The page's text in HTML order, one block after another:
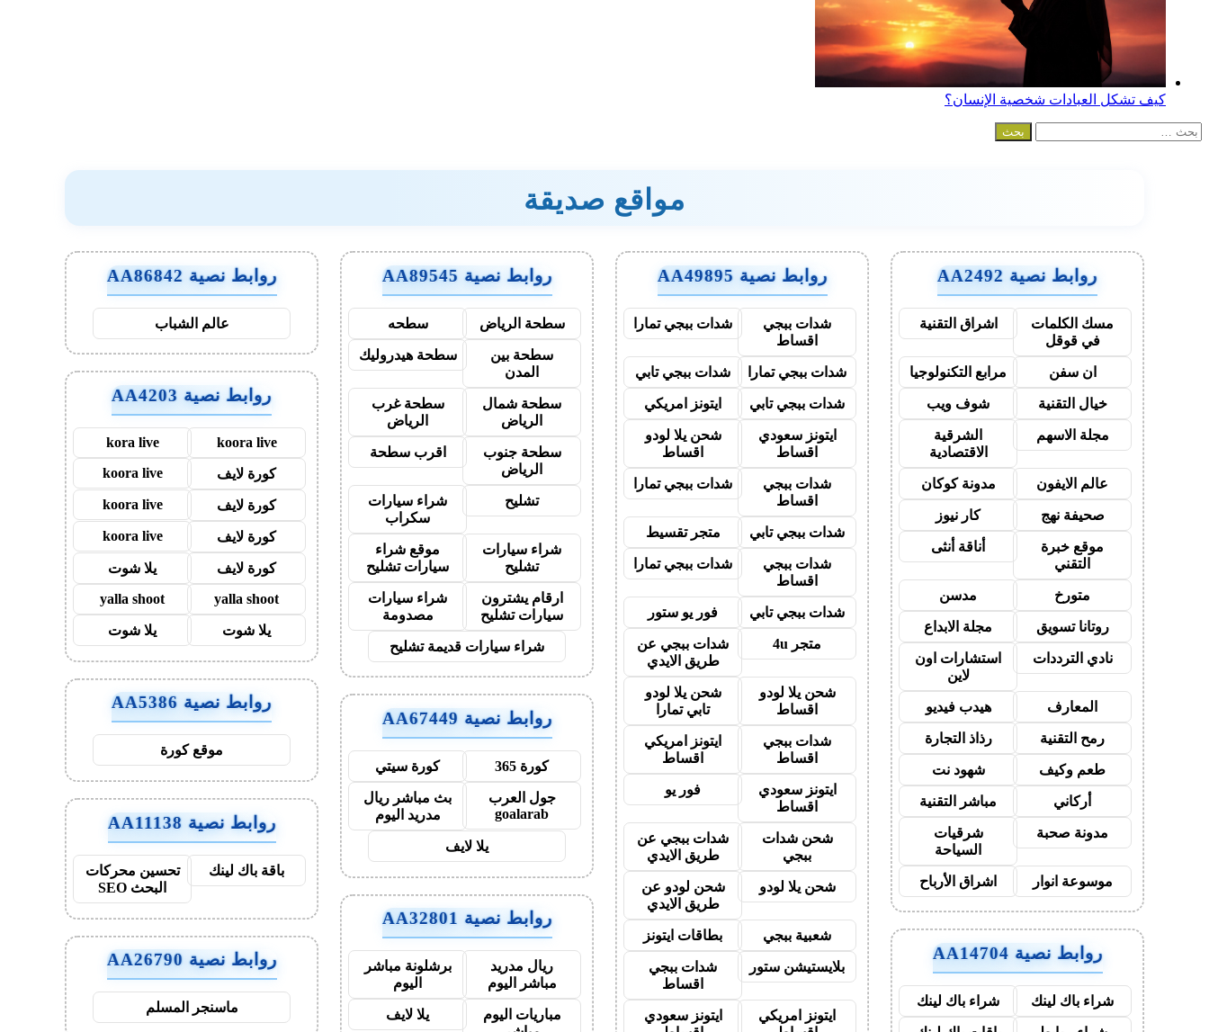
كيف تشكل العبادات شخصية الإنسان؟
البحث
مواقع صديقة
روابط نصية AA2492
مسك الكلمات
في قوقل
اشراق التقنية
ان سفن مرابع التكنولوجيا
خيال التقنية شوف ويب
مجلة الاسهم
الشرقية
الاقتصادية
عالم الايفون مدونة كوكان
صحيفة نهج كار نيوز
موقع خبرة
التقني
أناقة أنثى
متورخ مدسن
روتانا تسويق مجلة الابداع
نادي الترددات
استشارات اون
لاين
المعارف هيدب فيديو
رمح التقنية رذاذ التجارة
طعم وكيف شهود نت
أركاني مباشر التقنية
مدونة صحبة
شرقيات
السياحة
موسوعة انوار اشراق الأرباح
روابط نصية AA14704
شراء باك لينك شراء باك لينك
روابط نصية AA49895
شدات ببجي
اقساط
شدات ببجي تمارا
شدات ببجي تمارا شدات ببجي تابي
شدات ببجي تابي ايتونز امريكي
ايتونز سعودي
اقساط
شحن يلا لودو
اقساط
شدات ببجي
اقساط
شدات ببجي تمارا
شدات ببجي تابي متجر تقسيط
شدات ببجي
اقساط
شدات ببجي تمارا
شدات ببجي تابي فور يو ستور
متجر 4u
شدات ببجي عن
طريق الايدي
شحن يلا لودو
اقساط
شحن يلا لودو
تابي تمارا
شدات ببجي
اقساط
ايتونز امريكي
اقساط
ايتونز سعودي
اقساط
فور يو
شحن شدات
ببجي
شدات ببجي عن
طريق الايدي
شحن يلا لودو
شحن لودو عن
طريق الايدي
شعبية ببجي بطاقات ايتونز
بلايستيشن ستور
شدات ببجي
اقساط
ايتونز امريكي
ايتونز سعودي
روابط نصية AA89545
سطحة الرياض سطحه
سطحة بين
المدن
سطحة هيدروليك
سطحة شمال
الرياض
سطحة غرب
الرياض
سطحة جنوب
الرياض
اقرب سطحة
تشليح
شراء سيارات
سكراب
شراء سيارات
تشليح
موقع شراء
سيارات تشليح
ارقام يشترون
سيارات تشليح
شراء سيارات
مصدومة
شراء سيارات قديمة تشليح
روابط نصية AA67449
كورة 365 كورة سيتي
جول العرب
goalarab
بث مباشر ريال
مدريد اليوم
يلا لايف
روابط نصية AA32801
ريال مدريد
مباشر اليوم
برشلونة مباشر
اليوم
مباريات اليوم
يلا لايف
روابط نصية AA86842
عالم الشباب
روابط نصية AA4203
koora live
kora live
كورة لايف koora live
كورة لايف koora live
كورة لايف koora live
كورة لايف
يلا شوت
yalla shoot
yalla shoot
يلا شوت يلا شوت
روابط نصية AA5386
موقع كورة
روابط نصية AA11138
باقة باك لينك
تحسين محركات
البحث SEO
روابط نصية AA26790
ماسنجر المسلم